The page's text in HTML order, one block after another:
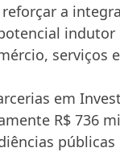
a
serviços
em
R$ 736